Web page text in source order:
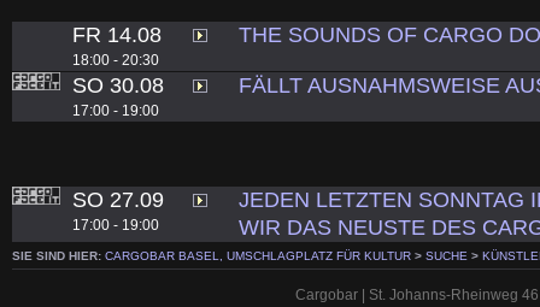
FR 14.08
18:00 - 20:30
THE SOUNDS OF CARGO
SO 30.08
17:00 - 19:00
FÄLLT AUSNAHMSWEISE
SO 27.09
17:00 - 19:00
JEDEN LETZTEN SONNTAG
WIR DAS NEUSTE DES
SIE SIND HIER: CARGOBAR BASEL, UMSCHLAGPLATZ FÜR KULTUR > SUCHE >
Cargobar | St. Johanns-Rheinweg